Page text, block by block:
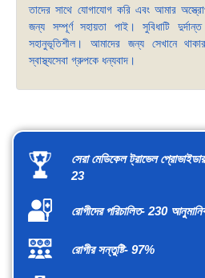
তাদের সাথে যোগাযোগ করি এবং আমার
জন্য সম্পূর্ণ সহায়তা পাই। সুবিধাটি
সহানুভূতিশীল। আমাদের জন্য সেখানে
স্বাস্থ্যসেবা গ্রুপকে ধন্যবাদ।
সেরা মেডিকেল ট্রাভেল
23
রোগীদের পরিচালিত- 230
রোগীর সন্তুষ্টি- 97%